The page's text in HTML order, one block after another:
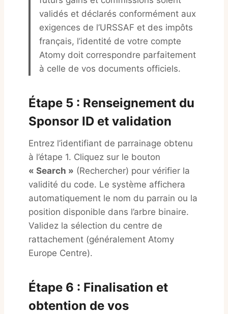
validés et déclarés conformément aux
exigences de l’URSSAF et des impôts
français, l’identité de votre compte
Atomy doit correspondre parfaitement
à celle de vos documents officiels.
Étape 5 : Renseignement du
Sponsor ID et validation
Entrez l’identifiant de parrainage obtenu
à l’étape 1. Cliquez sur le bouton
« Search » (Rechercher) pour vérifier la
validité du code. Le système affichera
automatiquement le nom du parrain ou la
position disponible dans l’arbre binaire.
Validez la sélection du centre de
rattachement (généralement Atomy
Europe Centre).
Étape 6 : Finalisation et
obtention de vos